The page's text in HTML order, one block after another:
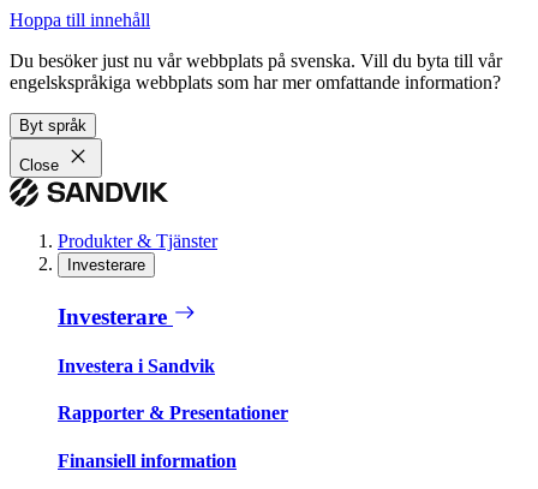
Hoppa till innehåll
Du besöker just nu vår webbplats på svenska. Vill du byta till vår
engelskspråkiga webbplats som har mer omfattande information?
Byt språk
Close
Produkter & Tjänster
Investerare
Investerare
Investera i Sandvik
Rapporter & Presentationer
Finansiell information